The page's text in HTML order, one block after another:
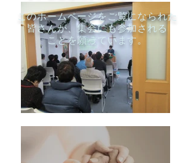
このホームページをご覧になられた
皆さんが、集会にも参加される
ことを願っています。